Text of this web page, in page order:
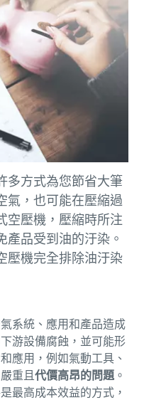
送流程相關資訊
輸送流程。
多方式為您節省大筆
氣，也可能在壓縮過
空壓機，壓縮時所注
產品受到油的汙染。
壓機完全排除油汙染
系統、應用和產品造成
游設備腐蝕，並可能形
應用，例如氣動工具、
重且代價高昂的問題。
最高成本效益的方式，